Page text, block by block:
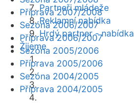
Partneři mládeže
Reklamní nabídka
Hrdý partner - nabídka
Žijeme
Příprava 2007/2008
Sezóna 2006/2007
Příprava 2006/2007
Sezóna 2005/2006
Příprava 2005/2006
Sezóna 2004/2005
Příprava 2004/2005